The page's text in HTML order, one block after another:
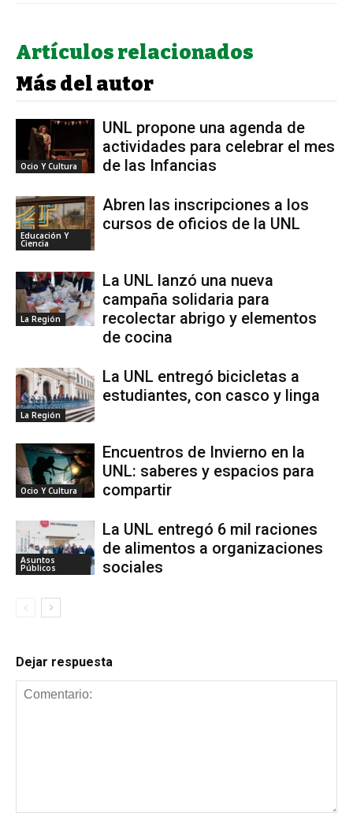
Artículos relacionados
Más del autor
Ocio Y Cultura
UNL propone una agenda de
actividades para celebrar el mes
de las Infancias
Educación Y
Ciencia
Abren las inscripciones a los
cursos de oficios de la UNL
La Región
La UNL lanzó una nueva
campaña solidaria para
recolectar abrigo y elementos
de cocina
La Región
La UNL entregó bicicletas a
estudiantes, con casco y linga
Ocio Y Cultura
Encuentros de Invierno en la
UNL: saberes y espacios para
compartir
Asuntos
Públicos
La UNL entregó 6 mil raciones
de alimentos a organizaciones
sociales
Dejar respuesta